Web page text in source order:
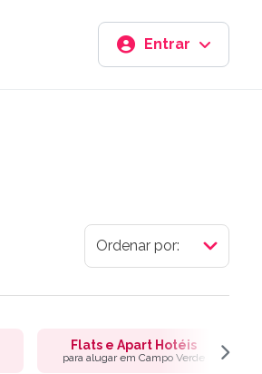
Entrar
Flats e Apart Hotéis
para alugar em Campo Verde